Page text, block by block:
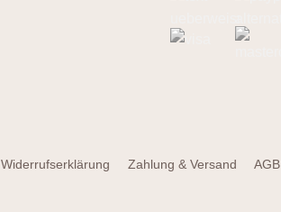
Widerrufserklärung Zahlung & Versand AGB